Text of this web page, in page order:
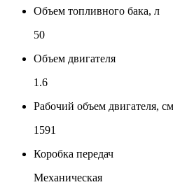
Объем топливного бака, л
50
Объем двигателя
1.6
Рабочий объем двигателя,
1591
Коробка передач
Механическая